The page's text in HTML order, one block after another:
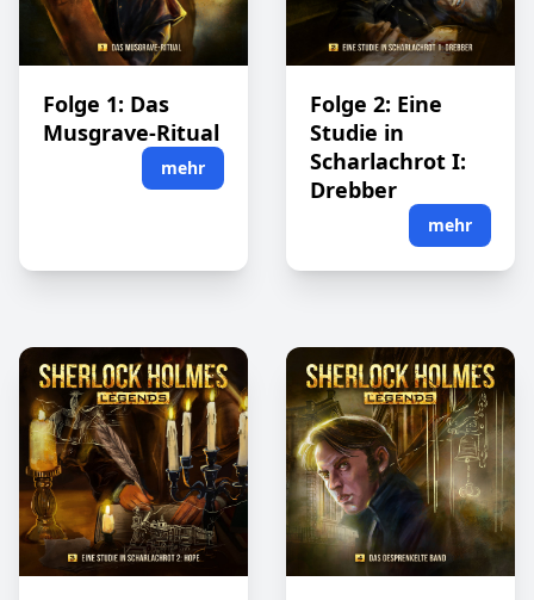
Folge 1: Das
Musgrave-Ritual
mehr
Folge 2: Eine
Studie in
Scharlachrot I:
Drebber
mehr